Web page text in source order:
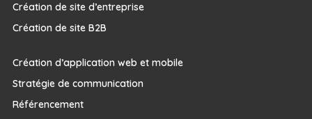
Création de site d’entreprise
Création de site B2B
Création d’application web et mobile
Stratégie de communication
Référencement